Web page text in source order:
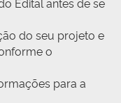
do seu projeto e
o
para a